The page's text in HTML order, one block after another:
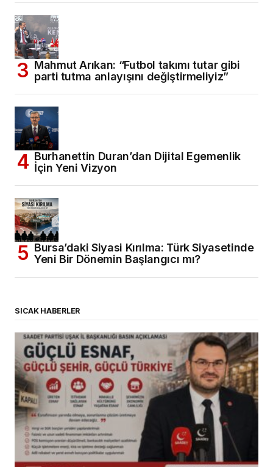
Mahmut Arıkan: “Futbol takımı tutar gibi
parti tutma anlayışını değiştirmeliyiz”
Burhanettin Duran’dan Dijital Egemenlik
İçin Yeni Vizyon
Bursa’daki Siyasi Kırılma: Türk Siyasetinde
Yeni Bir Dönemin Başlangıcı mı?
SICAK HABERLER
(başlıksız)